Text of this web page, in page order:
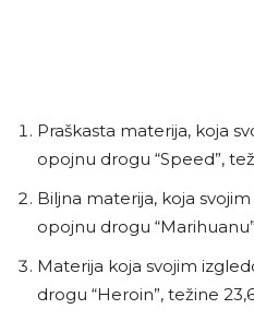
Praškasta materija, koja
opojnu drogu “Speed”,
Biljna materija, koja
opojnu drogu
Materija koja svojim
drogu “Heroin”, težine